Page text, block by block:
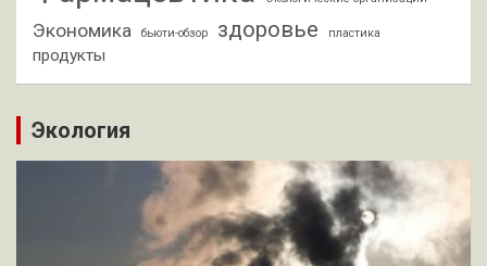
Экономика бьюти-обзор здоровье пластика
продукты
Экология